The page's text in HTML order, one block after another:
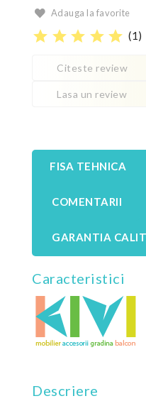
Adauga la favorite
star star star star star (1)
Citeste review
Lasa un review
FISA TEHNICA
COMENTARII
GARANTIA
Caracteristici
Descriere